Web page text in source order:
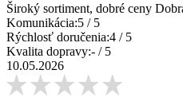
Široký sortiment, dobré ceny
Komunikácia:5 / 5
Rýchlosť doručenia:4 / 5
Kvalita dopravy:- / 5
10.05.2026